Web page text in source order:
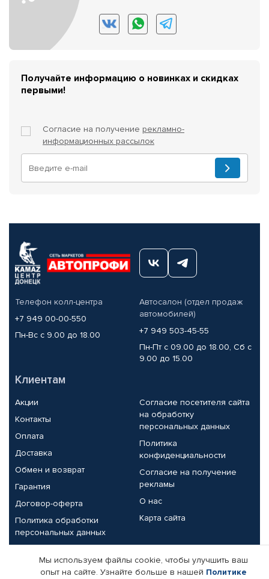
Получайте информацию о новинках и скидках
первыми!
Согласие на получение рекламно-
информационных рассылок
Телефон колл-центра
+7 949 00-00-550
Пн-Вс с 9.00 до 18.00
Автосалон (отдел продаж
автомобилей)
+7 949 503-45-55
Пн-Пт с 09.00 до 18.00, Сб с
9.00 до 15.00
Клиентам
Акции
Контакты
Оплата
Доставка
Обмен и возврат
Гарантия
Договор-оферта
Политика обработки
персональных данных
Согласие посетителя сайта
на обработку
персональных данных
Политика
конфиденциальности
Согласие на получение
рекламы
О нас
Карта сайта
Партнерам
Мы используем файлы cookie, чтобы улучшить ваш
опыт на сайте. Узнайте больше в нашей Политике